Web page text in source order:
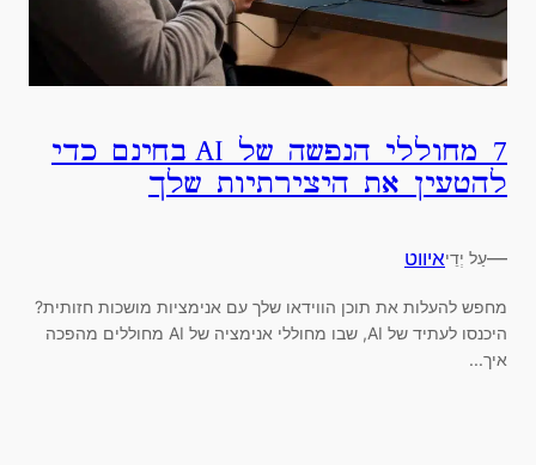
7 מחוללי הנפשה של AI בחינם כדי
להטעין את היצירתיות שלך
—עַל יְדֵיאיווט
מחפש להעלות את תוכן הווידאו שלך עם אנימציות מושכות חזותית?
היכנסו לעתיד של AI, שבו מחוללי אנימציה של AI מחוללים מהפכה
איך...